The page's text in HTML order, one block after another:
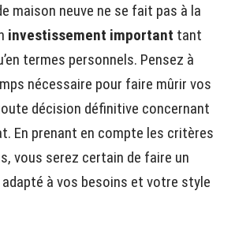
maison neuve ne se fait pas à la
investissement important tant
termes personnels. Pensez à
nécessaire pour faire mûrir vos
décision définitive concernant
En prenant en compte les critères
vous serez certain de faire un
à vos besoins et votre style